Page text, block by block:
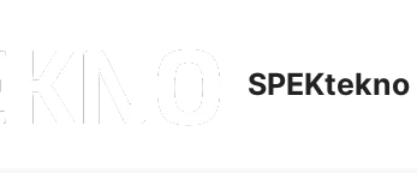
SPEKtekno